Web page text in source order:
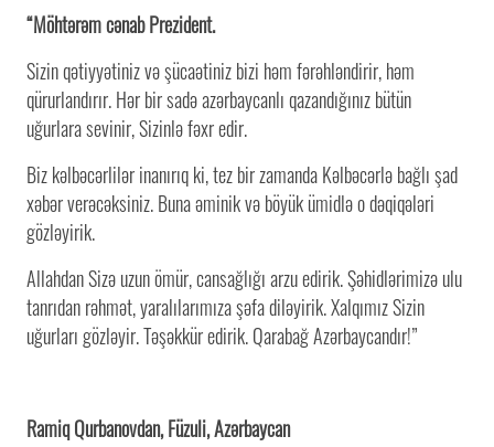
“Möhtərəm cənab Prezident.
Sizin qətiyyətiniz və şücaətiniz bizi həm fərəhləndirir, həm
qürurlandırır. Hər bir sadə azərbaycanlı qazandığınız bütün
uğurlara sevinir, Sizinlə fəxr edir.
Biz kəlbəcərlilər inanırıq ki, tez bir zamanda Kəlbəcərlə bağlı şad
xəbər verəcəksiniz. Buna əminik və böyük ümidlə o dəqiqələri
gözləyirik.
Allahdan Sizə uzun ömür, cansağlığı arzu edirik. Şəhidlərimizə ulu
tanrıdan rəhmət, yaralılarımıza şəfa diləyirik. Xalqımız Sizin
uğurları gözləyir. Təşəkkür edirik. Qarabağ Azərbaycandır!”
Ramiq Qurbanovdan, Füzuli, Azərbaycan